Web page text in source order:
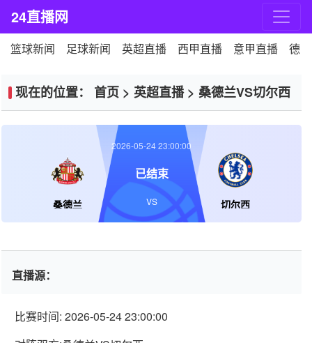
24直播网
篮球新闻 足球新闻 英超直播 西甲直播 意甲直播 德
现在的位置： 首页 > 英超直播> 桑德兰VS切尔西
桑德兰 切尔西
2026-05-24 23:00:00
已结束
VS
直播源：
比赛时间: 2026-05-24 23:00:00